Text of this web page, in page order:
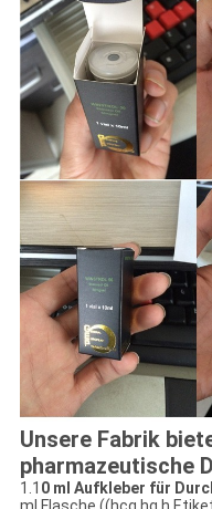
Unsere Fabrik
pharmazeutische
1.1 0 ml Aufkleber für